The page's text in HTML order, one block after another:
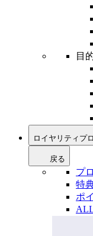
目
ロイヤリティプ
戻る
プ
特
ポ